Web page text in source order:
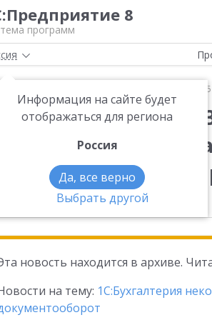
8
программ
Информация на сайте будет
отображаться для региона
Россия
Да, все верно
Выбрать другой
Вышла новая версия
новая версия
КОРП»,
новость находится в архиве.
на тему: 1С:Бухгалтерия